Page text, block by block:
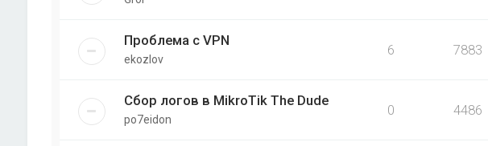
Проблема с VPN
ekozlov
6 7883
Сбор логов в MikroTik The Dude
po7eidon
0 4486